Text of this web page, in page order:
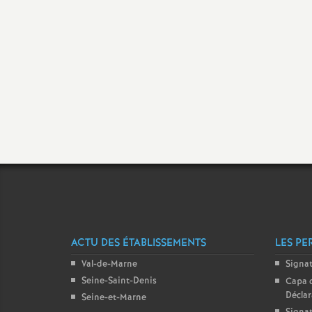
t
ACTU DES ÉTABLISSEMENTS
Val-de-Marne
Seine-Saint-Denis
Seine-et-Marne
LES
Capa